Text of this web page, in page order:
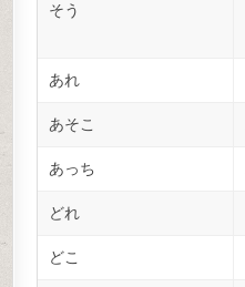
そう
あれ
あそこ
あっち
どれ
どこ